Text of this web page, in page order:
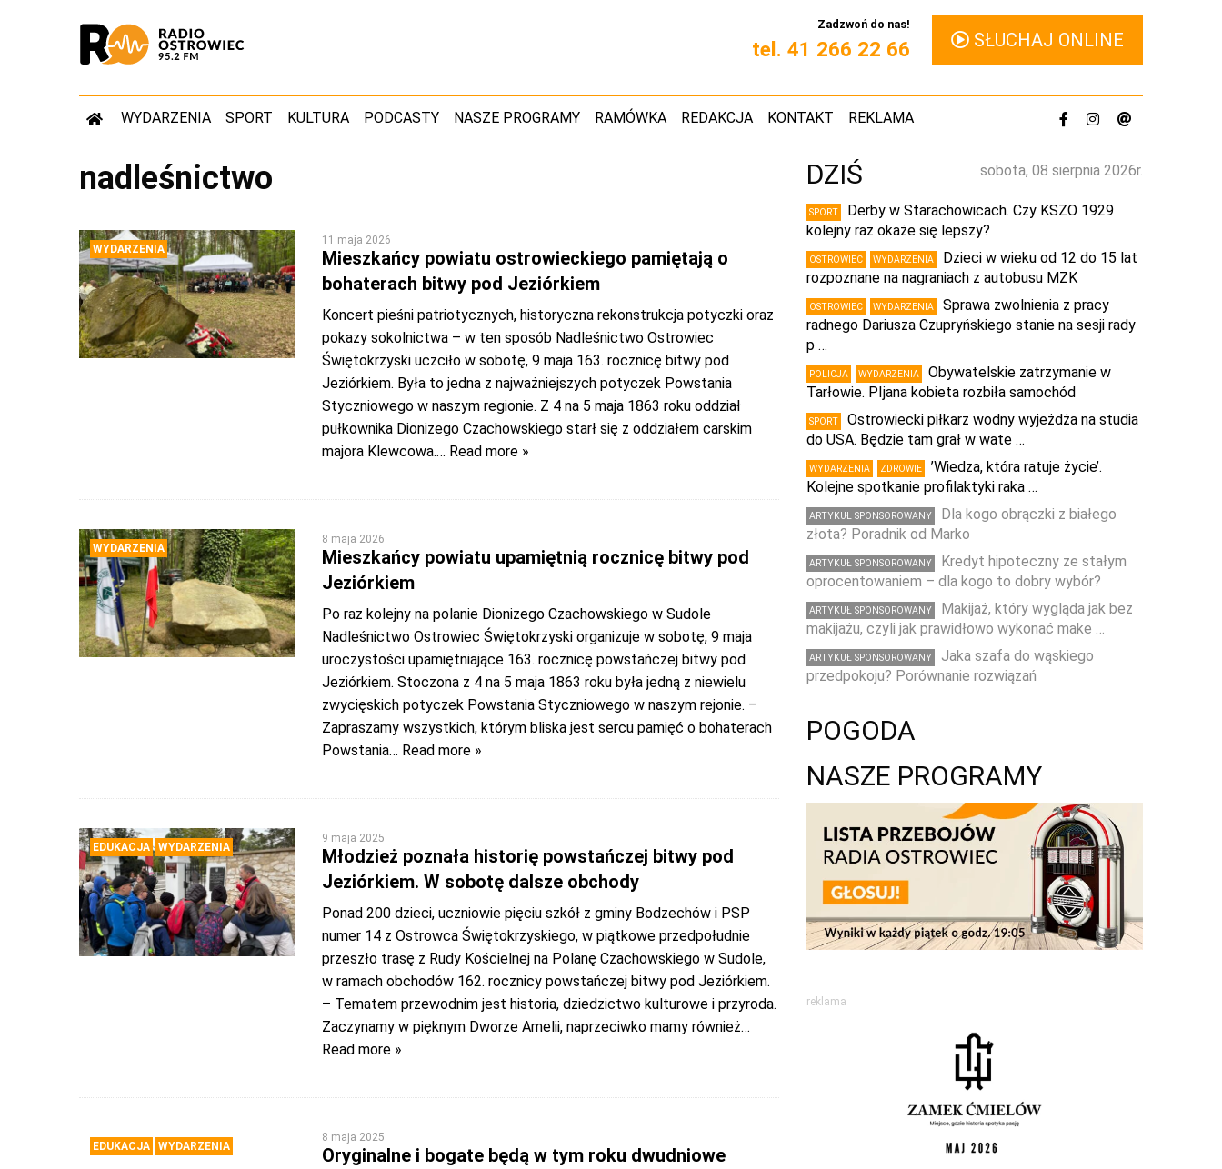
Zadzwoń do nas!
tel. 41 266 22 66 SŁUCHAJ ONLINE
WYDARZENIA SPORT KULTURA PODCASTY NASZE PROGRAMY RAMÓWKA REDAKCJA KONTAKT REKLAMA
nadleśnictwo
WYDARZENIA
11 maja 2026
Mieszkańcy powiatu ostrowieckiego pamiętają o
bohaterach bitwy pod Jeziórkiem
Koncert pieśni patriotycznych, historyczna rekonstrukcja potyczki oraz
pokazy sokolnictwa – w ten sposób Nadleśnictwo Ostrowiec
Świętokrzyski uczciło w sobotę, 9 maja 163. rocznicę bitwy pod
Jeziórkiem. Była to jedna z najważniejszych potyczek Powstania
Styczniowego w naszym regionie. Z 4 na 5 maja 1863 roku oddział
pułkownika Dionizego Czachowskiego starł się z oddziałem carskim
majora Klewcowa.… Read more »
WYDARZENIA
8 maja 2026
Mieszkańcy powiatu upamiętnią rocznicę bitwy pod
Jeziórkiem
Po raz kolejny na polanie Dionizego Czachowskiego w Sudole
Nadleśnictwo Ostrowiec Świętokrzyski organizuje w sobotę, 9 maja
uroczystości upamiętniające 163. rocznicę powstańczej bitwy pod
Jeziórkiem. Stoczona z 4 na 5 maja 1863 roku była jedną z niewielu
zwycięskich potyczek Powstania Styczniowego w naszym rejonie. –
Zapraszamy wszystkich, którym bliska jest sercu pamięć o bohaterach
Powstania… Read more »
EDUKACJA WYDARZENIA
9 maja 2025
Młodzież poznała historię powstańczej bitwy pod
Jeziórkiem. W sobotę dalsze obchody
Ponad 200 dzieci, uczniowie pięciu szkół z gminy Bodzechów i PSP
numer 14 z Ostrowca Świętokrzyskiego, w piątkowe przedpołudnie
przeszło trasę z Rudy Kościelnej na Polanę Czachowskiego w Sudole,
w ramach obchodów 162. rocznicy powstańczej bitwy pod Jeziórkiem.
– Tematem przewodnim jest historia, dziedzictwo kulturowe i przyroda.
Zaczynamy w pięknym Dworze Amelii, naprzeciwko mamy również…
Read more »
EDUKACJA WYDARZENIA
8 maja 2025
Oryginalne i bogate będą w tym roku dwudniowe
sobota, 08 sierpnia 2026r.
DZIŚ
SPORT
Derby w Starachowicach. Czy KSZO 1929
kolejny raz okaże się lepszy?
OSTROWIEC WYDARZENIA
Dzieci w wieku od 12 do 15 lat
rozpoznane na nagraniach z autobusu MZK
OSTROWIEC WYDARZENIA
Sprawa zwolnienia z pracy
radnego Dariusza Czupryńskiego stanie na sesji rady
p …
POLICJA WYDARZENIA
Obywatelskie zatrzymanie w
Tarłowie. PIjana kobieta rozbiła samochód
SPORT
Ostrowiecki piłkarz wodny wyjeżdża na studia
do USA. Będzie tam grał w wate …
WYDARZENIA ZDROWIE
’Wiedza, która ratuje życie’.
Kolejne spotkanie profilaktyki raka …
ARTYKUŁ SPONSOROWANY
Dla kogo obrączki z białego
złota? Poradnik od Marko
ARTYKUŁ SPONSOROWANY
Kredyt hipoteczny ze stałym
oprocentowaniem – dla kogo to dobry wybór?
ARTYKUŁ SPONSOROWANY
Makijaż, który wygląda jak bez
makijażu, czyli jak prawidłowo wykonać make …
ARTYKUŁ SPONSOROWANY
Jaka szafa do wąskiego
przedpokoju? Porównanie rozwiązań
POGODA
NASZE PROGRAMY
reklama